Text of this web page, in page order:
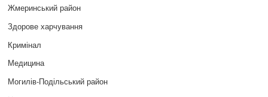
Жмеринський район
Здорове харчування
Кримінал
Медицина
Могилів-Подільський район